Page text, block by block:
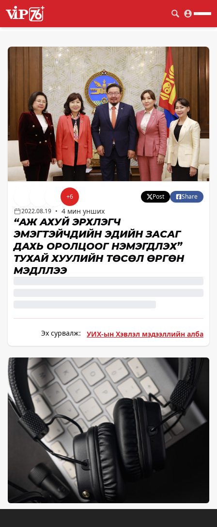
+6 Post
Share
2022.08.19 • 4 мин унших
“АЖ АХУЙ ЭРХЛЭГЧ
ЭМЭГТЭЙЧҮҮДИЙН ЭДИЙН ЗАСАГ
ДАХЬ ОРОЛЦООГ НЭМЭГДҮҮЛЭХ”
ТУХАЙ ХУУЛИЙН ТӨСӨЛ ӨРГӨН
МЭДҮҮЛЛЭЭ
Эх сурвалж: УИХ-ын Хэвлэл мэдээллийн алба